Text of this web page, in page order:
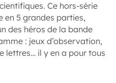
Ce hors-série
en 5 grandes parties,
des héros de la bande
: jeux d’observation,
lettres… il y en a pour tous